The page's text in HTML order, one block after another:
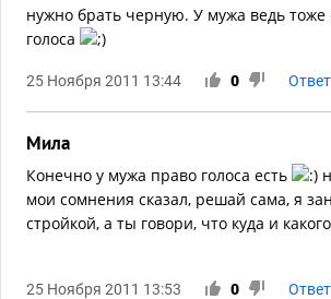
нужно брать черную. У мужа ведь тоже
голоса
25 Ноября 2011 13:44 0
Мила
Конечно у мужа право голоса есть
мои сомнения сказал, решай сама, я
стройкой, а ты говори, что куда и
25 Ноября 2011 13:53 0